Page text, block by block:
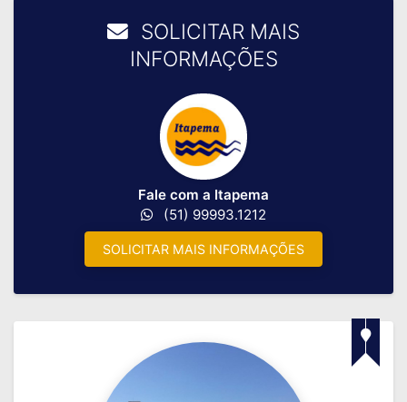
SOLICITAR MAIS
INFORMAÇÕES
Fale com a Itapema
(51) 99993.1212
SOLICITAR MAIS INFORMAÇÕES